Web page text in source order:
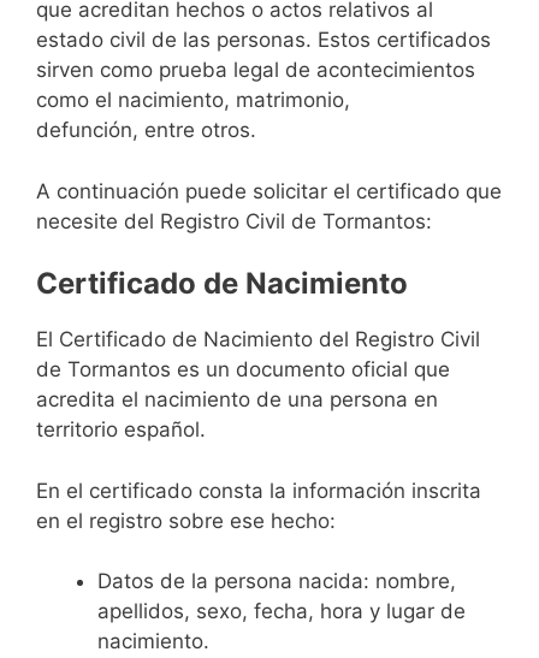
que acreditan hechos o actos relativos al
estado civil de las personas. Estos certificados
sirven como prueba legal de acontecimientos
como el nacimiento, matrimonio,
defunción, entre otros.
A continuación puede solicitar el certificado que
necesite del Registro Civil de Tormantos:
Certificado de Nacimiento
El Certificado de Nacimiento del Registro Civil
de Tormantos es un documento oficial que
acredita el nacimiento de una persona en
territorio español.
En el certificado consta la información inscrita
en el registro sobre ese hecho:
Datos de la persona nacida: nombre,
apellidos, sexo, fecha, hora y lugar de
nacimiento.